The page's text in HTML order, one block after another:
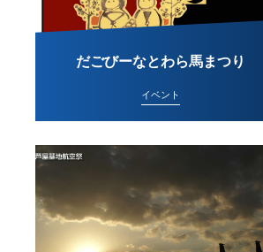
だごびーなとわら馬まつり
イベント